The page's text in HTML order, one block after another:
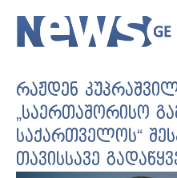
რაჟდენ
„საერთაშორისო
საქართველოს“
თავისსავე